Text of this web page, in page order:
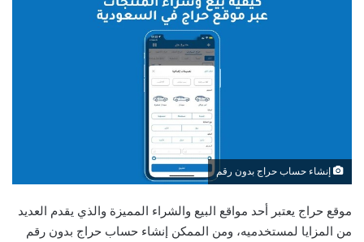
إنشاء حساب حراج بدون رقم
موقع حراج يعتبر أحد مواقع البيع والشراء المميزة والذي يقدم العديد
من المزايا لمستخدميه، ومن الممكن إنشاء حساب حراج بدون رقم